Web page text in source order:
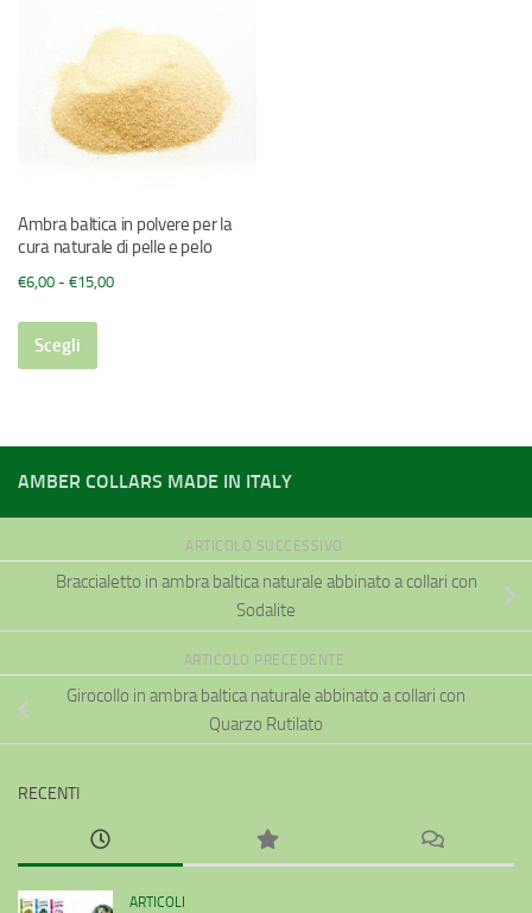
Ambra baltica in polvere per la
cura naturale di pelle e pelo
€6,00 - €15,00Fascia
€15,00
Scegli
ha
opzioni
possono
scelte
pagina
prodotto
AMBER COLLARS MADE IN ITALY
ARTICOLO SUCCESSIVO
Braccialetto in ambra baltica naturale abbinato a collari con
Sodalite
ARTICOLO PRECEDENTE
Girocollo in ambra baltica naturale abbinato a collari con
Quarzo Rutilato
RECENTI
ARTICOLI